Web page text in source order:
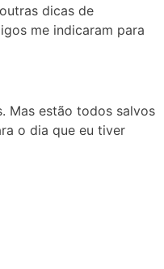
dicas de
me indicaram para
Mas estão todos salvos
o dia que eu tiver